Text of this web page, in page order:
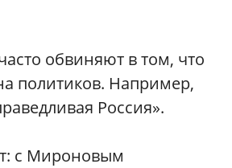
обвиняют в том, что
политиков. Например,
Россия».
с Мироновым